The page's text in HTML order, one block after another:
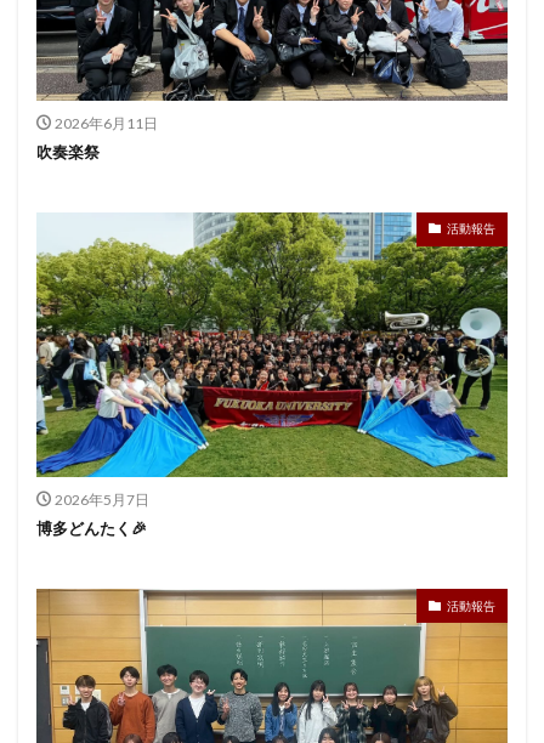
2026年6月11日
吹奏楽祭
活動報告
2026年5月7日
博多どんたく🎉
活動報告